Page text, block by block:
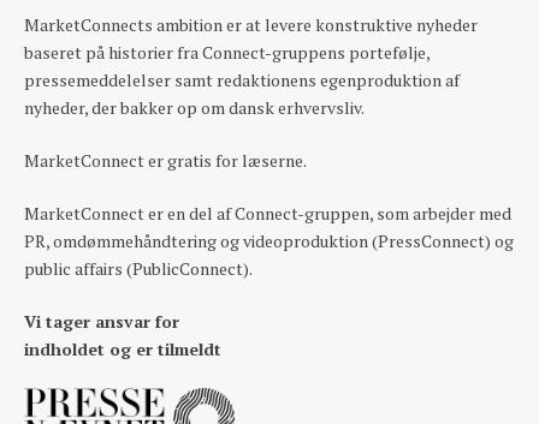
MarketConnects ambition er at levere konstruktive nyheder
baseret på historier fra Connect-gruppens portefølje,
pressemeddelelser samt redaktionens egenproduktion af
nyheder, der bakker op om dansk erhvervsliv.
MarketConnect er gratis for læserne.
MarketConnect er en del af Connect-gruppen, som arbejder med
PR, omdømmehåndtering og videoproduktion (PressConnect) og
public affairs (PublicConnect).
Vi tager ansvar for
indholdet og er tilmeldt